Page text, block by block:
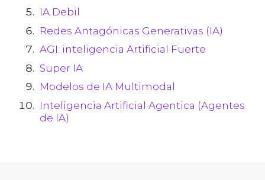
IA Debil
Redes Antagónicas Generativas (IA)
AGI: inteligencia Artificial Fuerte
Super IA
Modelos de IA Multimodal
Inteligencia Artificial Agentica (Agentes
de IA)